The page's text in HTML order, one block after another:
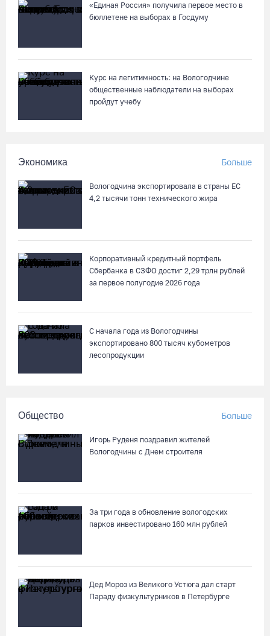
«Единая Россия» получила первое место в
бюллетене на выборах в Госдуму
Курс на легитимность: на Вологодчине
общественные наблюдатели на выборах
пройдут учебу
Экономика Больше
Вологодчина экспортировала в страны ЕС
4,2 тысячи тонн технического жира
Корпоративный кредитный портфель
Сбербанка в СЗФО достиг 2,29 трлн рублей
за первое полугодие 2026 года
С начала года из Вологодчины
экспортировано 800 тысяч кубометров
лесопродукции
Общество Больше
Игорь Руденя поздравил жителей
Вологодчины с Днем строителя
За три года в обновление вологодских
парков инвестировано 160 млн рублей
Дед Мороз из Великого Устюга дал старт
Параду физкультурников в Петербурге